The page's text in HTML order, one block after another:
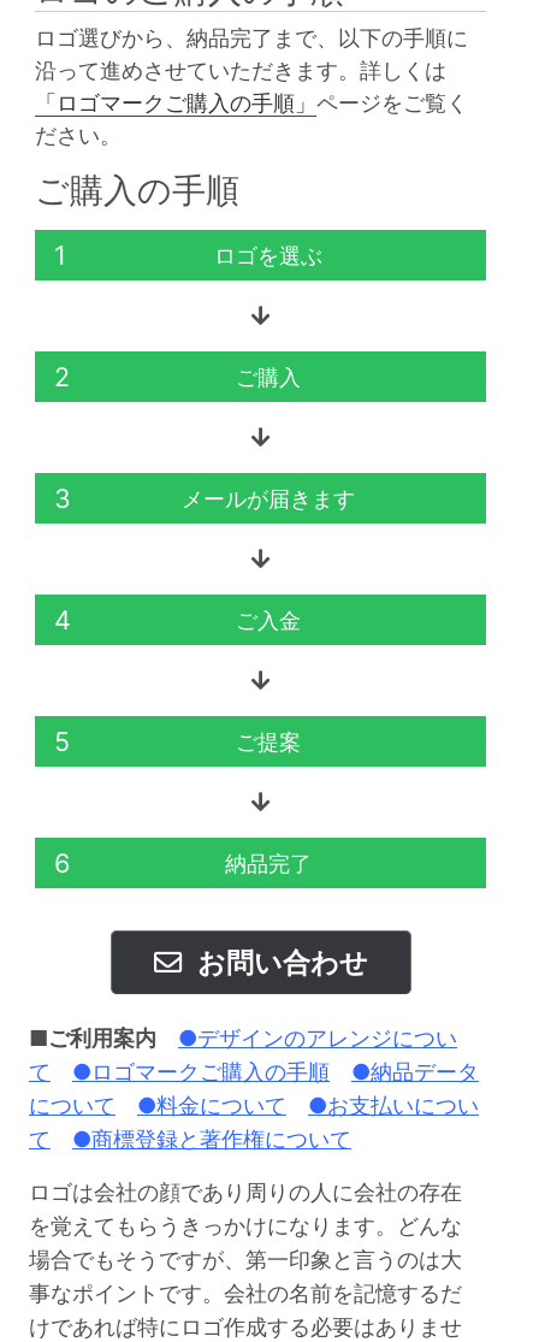
ロゴ選びから、納品完了まで、以下の手順に
沿って進めさせていただきます。詳しくは
「ロゴマークご購入の手順」ページをご覧く
ださい。
ご購入の手順
1 ロゴを選ぶ
2 ご購入
3 メールが届きます
4 ご入金
5 ご提案
6 納品完了
お問い合わせ
■ご利用案内
●デザインのアレンジについ
て
●ロゴマークご購入の手順
●納品データ
について
●料金について
●お支払いについ
て
●商標登録と著作権について
ロゴは会社の顔であり周りの人に会社の存在
を覚えてもらうきっかけになります。どんな
場合でもそうですが、第一印象と言うのは大
事なポイントです。会社の名前を記憶するだ
けであれば特にロゴ作成する必要はありませ